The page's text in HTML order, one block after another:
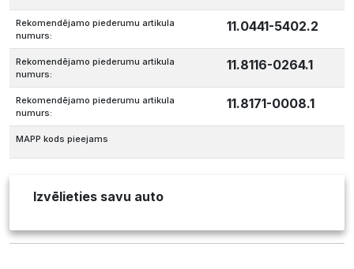
Rekomendējamo piederumu artikula
numurs:
11.0441-5402.2
Rekomendējamo piederumu artikula
numurs:
11.8116-0264.1
Rekomendējamo piederumu artikula
numurs:
11.8171-0008.1
MAPP kods pieejams
Izvēlieties savu auto